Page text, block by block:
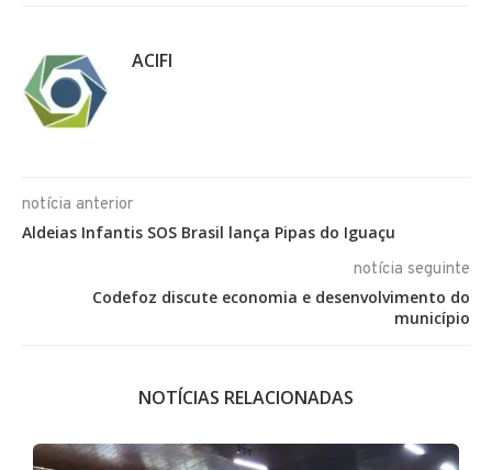
ACIFI
notícia anterior
Aldeias Infantis SOS Brasil lança Pipas do Iguaçu
notícia seguinte
Codefoz discute economia e desenvolvimento do
município
NOTÍCIAS RELACIONADAS